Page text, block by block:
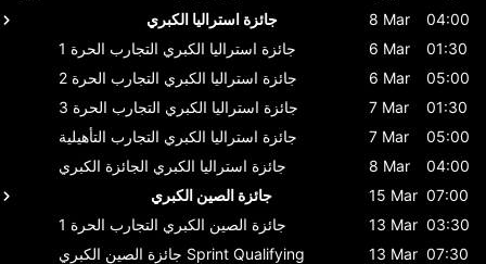
جائزة استراليا الكبري
8 Mar
04:00
جائزة استراليا الكبري التجارب الحرة 1 6 Mar
01:30
جائزة استراليا الكبري التجارب الحرة 2 6 Mar
05:00
جائزة استراليا الكبري التجارب الحرة 3 7 Mar
01:30
جائزة استراليا الكبري التجارب التأهيلية 7 Mar
05:00
جائزة استراليا الكبري الجائزة الكبري 8 Mar
04:00
جائزة الصين الكبري
15 Mar 07:00
جائزة الصين الكبري التجارب الحرة 1 13 Mar 03:30
جائزة الصين الكبري Sprint Qualifying 13 Mar 07:30